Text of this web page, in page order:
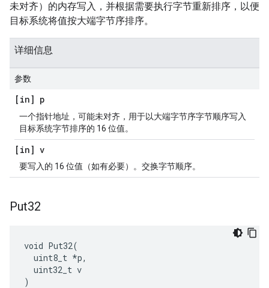
未对齐）的内存写入，并根据需要执行字节重新排序，以便
目标系统将值按大端字节序排序。
详细信息
参数
[in] p
一个指针地址，可能未对齐，用于以大端字节序字节顺序写入
目标系统字节排序的 16 位值。
[in] v
要写入的 16 位值（如有必要）。交换字节顺序。
Put32
void Put32(
  uint8_t *p,
  uint32_t v
)